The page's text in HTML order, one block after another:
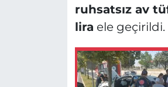
ruhsatsız av
lira ele geçirildi.